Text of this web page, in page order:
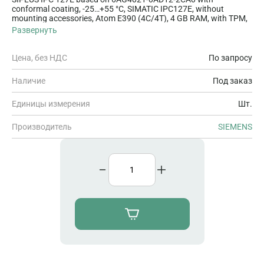
conformal coating, -25…+55 °C, SIMATIC IPC127E, without
mounting accessories, Atom E390 (4C/4T), 4 GB RAM, with TPM,
extended version, 3x Ethernet, RJ45, 4x USB 3.0, Windows 10
Enterprise 2019, LTSC, 64-bit, MUI (en,de,fr,it,es), 128 GB SSD,
Развернуть
Цена, без НДС По запросу
Наличие Под заказ
Единицы измерения Шт.
Производитель SIEMENS